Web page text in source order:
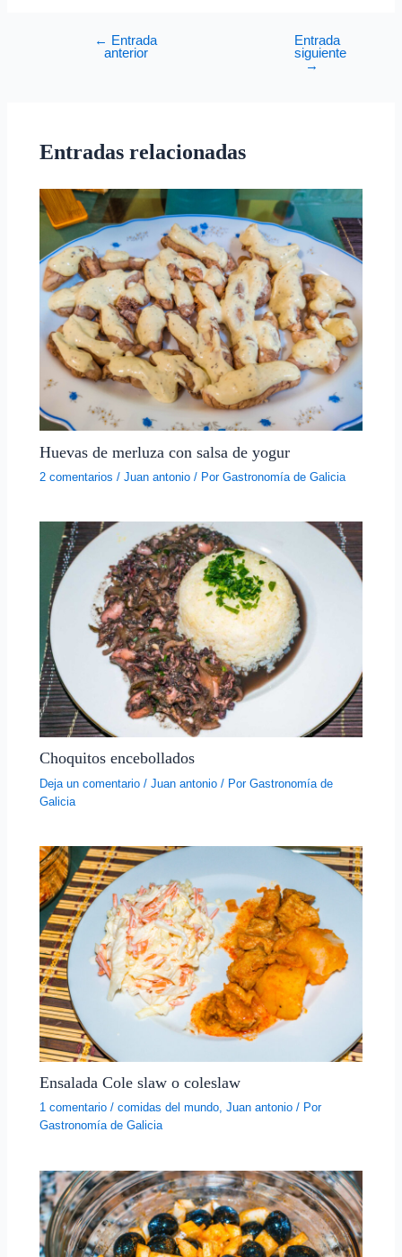
← Entrada
anterior
Entrada
siguiente
→
Entradas relacionadas
Huevas de merluza con salsa de yogur
2 comentarios /Juan antonio / PorGastronomía de Galicia
Choquitos encebollados
Deja un comentario /Juan antonio / PorGastronomía de
Galicia
Ensalada Cole slaw o coleslaw
1 comentario /comidas del mundo,Juan antonio / Por
Gastronomía de Galicia